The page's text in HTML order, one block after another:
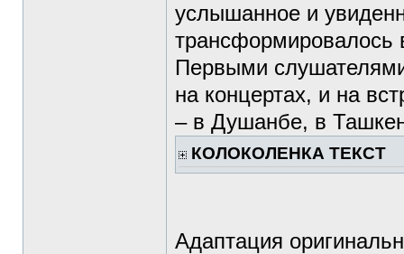
услышанное и
трансформировалось
Первыми
на концертах, и на
– в Душанбе, в
КОЛОКОЛЕНКА ТЕКСТ
Адаптация